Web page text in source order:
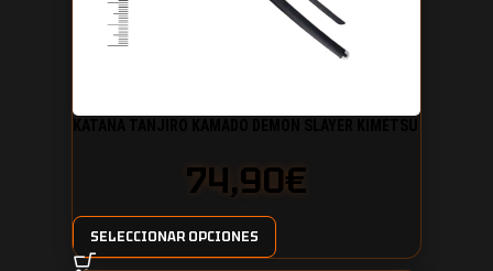
74,90€
SELECCIONAR OPCIONES